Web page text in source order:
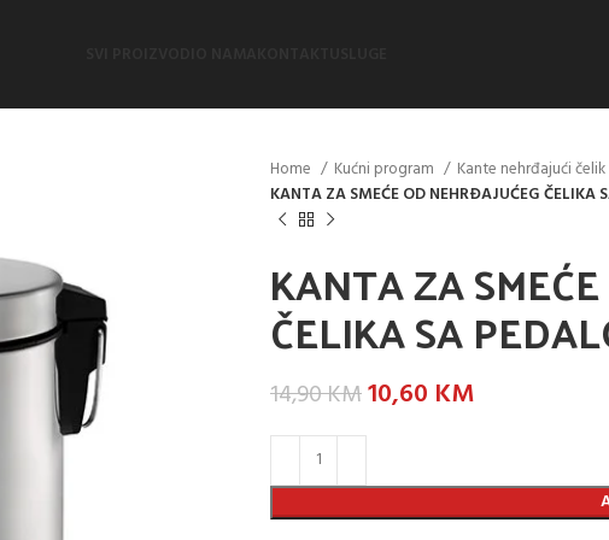
Home Kućni program
Kante nehrđajući čelik
KANTA ZA SMEĆE OD NEHRĐAJUĆEG ČELIKA
KANTA ZA
ČELIKA SA
14,90KM10,60 KM